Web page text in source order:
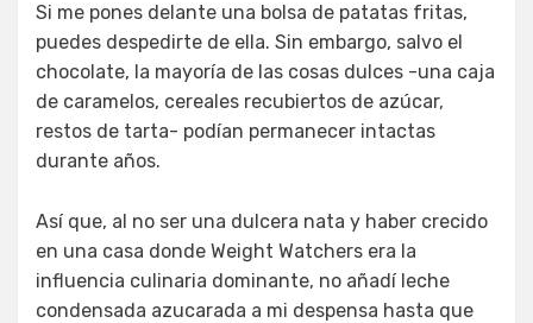
Si me pones delante una bolsa de patatas fritas,
puedes despedirte de ella. Sin embargo, salvo el
chocolate, la mayoría de las cosas dulces -una caja
de caramelos, cereales recubiertos de azúcar,
restos de tarta- podían permanecer intactas
durante años.
Así que, al no ser una dulcera nata y haber crecido
en una casa donde Weight Watchers era la
influencia culinaria dominante, no añadí leche
condensada azucarada a mi despensa hasta que